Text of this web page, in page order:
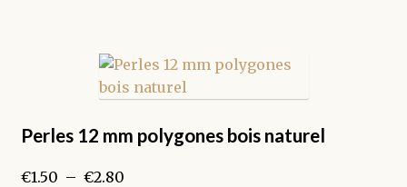
variations.
Les
peuvent
Perles 12 mm polygones bois naturel
€1.50 – €2.80Plage